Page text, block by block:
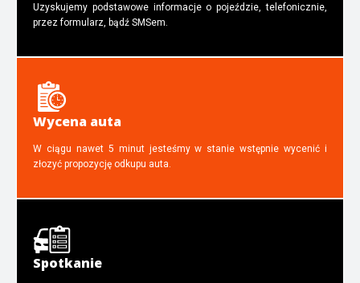
Uzyskujemy podstawowe informacje o pojeździe, telefonicznie,
przez formularz, bądź SMSem.
Wycena auta
W ciągu nawet 5 minut jesteśmy w stanie wstępnie wycenić i
złozyć propozycję odkupu auta.
Spotkanie